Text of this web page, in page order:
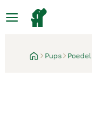
Pups Poedel